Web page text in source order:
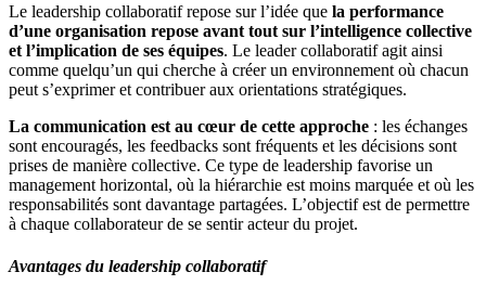
Le leadership collaboratif repose sur l’idée que la performance
d’une organisation repose avant tout sur l’intelligence collective
et l’implication de ses équipes. Le leader collaboratif agit ainsi
comme quelqu’un qui cherche à créer un environnement où chacun
peut s’exprimer et contribuer aux orientations stratégiques.
La communication est au cœur de cette approche : les échanges
sont encouragés, les feedbacks sont fréquents et les décisions sont
prises de manière collective. Ce type de leadership favorise un
management horizontal, où la hiérarchie est moins marquée et où les
responsabilités sont davantage partagées. L’objectif est de permettre
à chaque collaborateur de se sentir acteur du projet.
Avantages du leadership collaboratif